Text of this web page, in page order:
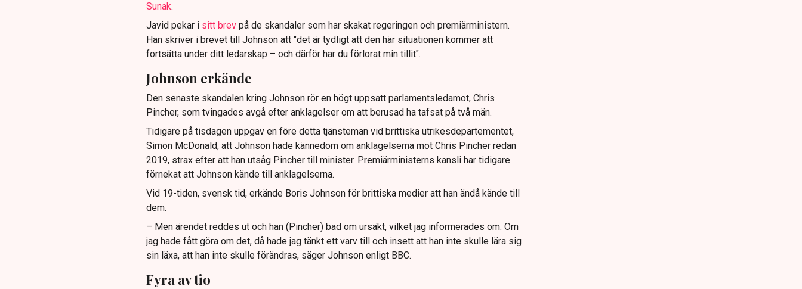
Sunak.
Javid pekar i sitt brevpå de skandaler som har skakat regeringen och premiärministern.
Han skriver i brevet till Johnson att "det är tydligt att den här situationen kommer att
fortsätta under ditt ledarskap – och därför har du förlorat min tillit".
Johnson erkände
Den senaste skandalen kring Johnson rör en högt uppsatt parlamentsledamot, Chris
Pincher, som tvingades avgå efter anklagelser om att berusad ha tafsat på två män.
Tidigare på tisdagen uppgav en före detta tjänsteman vid brittiska utrikesdepartementet,
Simon McDonald, att Johnson hade kännedom om anklagelserna mot Chris Pincher redan
2019, strax efter att han utsåg Pincher till minister. Premiärministerns kansli har tidigare
förnekat att Johnson kände till anklagelserna.
Vid 19-tiden, svensk tid, erkände Boris Johnson för brittiska medier att han ändå kände till
dem.
– Men ärendet reddes ut och han (Pincher) bad om ursäkt, vilket jag informerades om. Om
jag hade fått göra om det, då hade jag tänkt ett varv till och insett att han inte skulle lära sig
sin läxa, att han inte skulle förändras, säger Johnson enligt BBC.
Fyra av tio